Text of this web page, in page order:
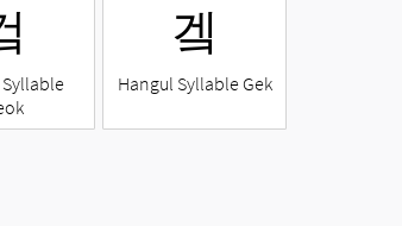
겤
Hangul Syllable Gek